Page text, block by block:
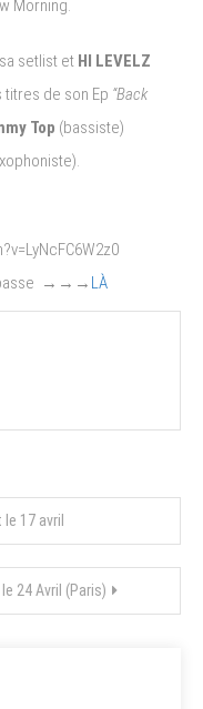
Morning
le
19
Morning.
setlist et HI LEVELZ
de son Ep “Back
Top (bassiste)
passe →→→ LÀ
le 17 avril
24 Avril (Paris)